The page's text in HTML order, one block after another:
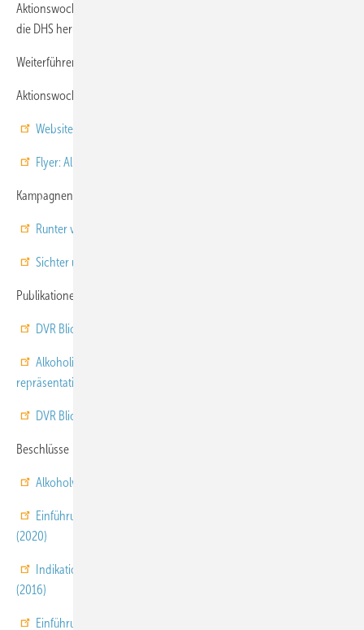
Aktionswoche. Der DVR-Flyer „Alkohol & Straßenverkehr“ kann über
die DHS heruntergeladen oder kostenlos bestellt werden.
Weiterführende Informationen
Aktionswoche Alkohol
Website
Flyer: Alkohol & Straßenverkehr
Kampagnen
Runter vom Gas
Sichter unterwegs auf der Landstraße
Publikationen
DVR Blickpunkt: 64. Deutscher Verkehrsgerichtstag (2026)
Alkoholisiert auf Fahrrädern und E-Bikes: Ergebnisse einer
repräsentativen Bevölkerungsbefragung (2025)
DVR Blickpunkt: Fit und nüchtern unterwegs (2023)
Beschlüsse
Alkoholverbot am Steuer (2021)
Einführung von Alkohol-Interlocks für alkoholauffällige Kraftfahrer
(2020)
Indikation zur Überprüfung der Fahreignung bei Alkoholkonsum
(2016)
Einführung eines Ordnungswidrigkeitentatbestandes für